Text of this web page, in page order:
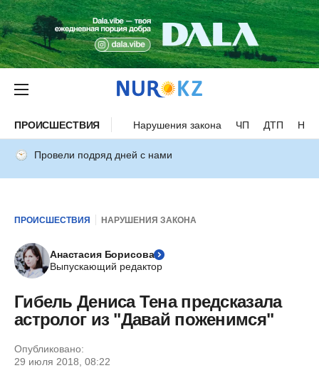
ПРОИСШЕСТВИЯ Нарушения закона ЧП ДТП
Провели подряд дней с нами
ПРОИСШЕСТВИЯ НАРУШЕНИЯ ЗАКОНА
Анастасия Борисова
Выпускающий редактор
Гибель Дениса Тена предсказала
астролог из "Давай поженимся"
Опубликовано:
29 июля 2018, 08:22